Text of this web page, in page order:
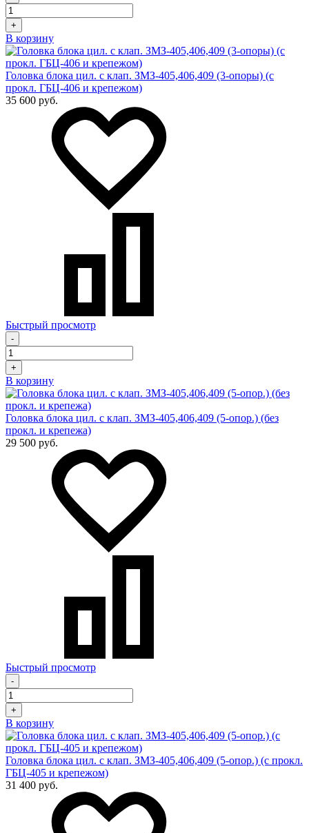
+
В корзину
Головка блока цил. с клап. ЗМЗ-405,406,409 (3-опоры) (с
прокл. ГБЦ-406 и крепежом)
35 600 руб.
Быстрый просмотр
-
+
В корзину
Головка блока цил. с клап. ЗМЗ-405,406,409 (5-опор.) (без
прокл. и крепежа)
29 500 руб.
Быстрый просмотр
-
+
В корзину
Головка блока цил. с клап. ЗМЗ-405,406,409 (5-опор.) (с прокл.
ГБЦ-405 и крепежом)
31 400 руб.